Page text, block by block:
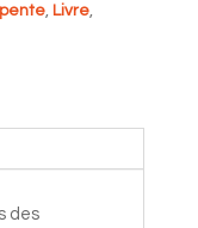
, Livre,
des